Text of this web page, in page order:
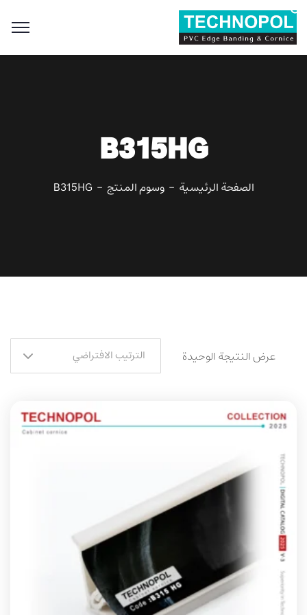
Search
for:
Search Button
B315HG
الصفحة الرئيسية وسوم المنتج B315HG
عرض النتيجة الوحيدة الترتيب الافتراضي